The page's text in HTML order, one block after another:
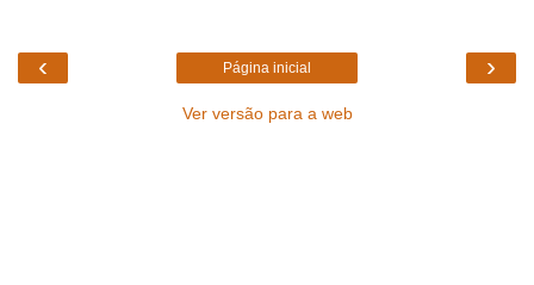
‹ ›
Página inicial
Ver versão para a web